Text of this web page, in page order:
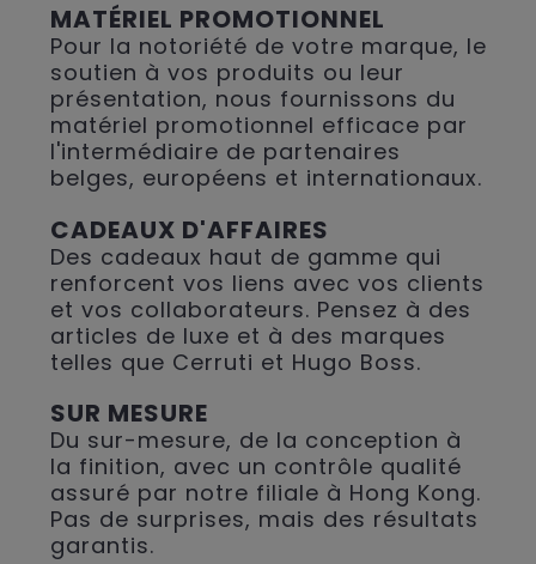
MATÉRIEL PROMOTIONNEL
Pour la notoriété de votre marque, le
soutien à vos produits ou leur
présentation, nous fournissons du
matériel promotionnel efficace par
l'intermédiaire de partenaires
belges, européens et internationaux.
CADEAUX D'AFFAIRES
Des cadeaux haut de gamme qui
renforcent vos liens avec vos clients
et vos collaborateurs. Pensez à des
articles de luxe et à des marques
telles que Cerruti et Hugo Boss.
SUR MESURE
Du sur-mesure, de la conception à
la finition, avec un contrôle qualité
assuré par notre filiale à Hong Kong.
Pas de surprises, mais des résultats
garantis.